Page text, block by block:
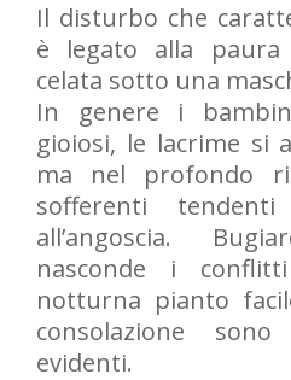
Il disturbo che
è legato alla
celata sotto una
In genere i
gioiosi, le lacrime si
ma nel profondo
sofferenti tendenti
all’angoscia.
nasconde i
notturna pianto
consolazione
evidenti.